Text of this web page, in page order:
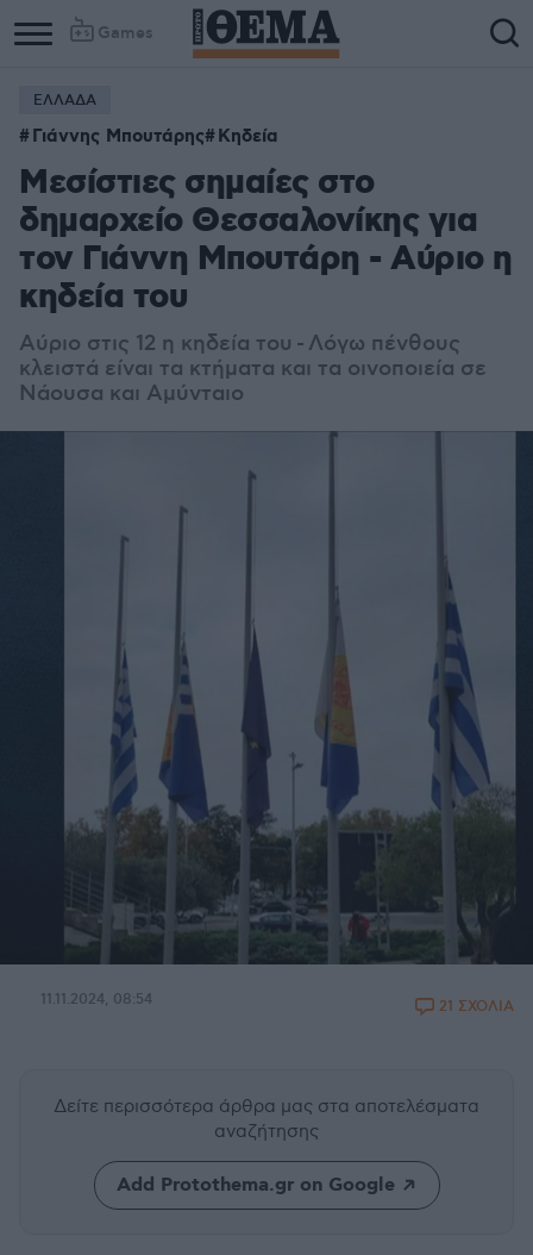
Games
ΕΛΛΑΔΑ
Γιάννης Μπουτάρης Κηδεία
Μεσίστιες σημαίες στο
δημαρχείο Θεσσαλονίκης για
τον Γιάννη Μπουτάρη - Αύριο η
κηδεία του
Αύριο στις 12 η κηδεία του - Λόγω πένθους
κλειστά είναι τα κτήματα και τα οινοποιεία σε
Νάουσα και Αμύνταιο
11.11.2024, 08:54 21 ΣΧΟΛΙΑ
Δείτε περισσότερα άρθρα μας στα αποτελέσματα
αναζήτησης
Add Protothema.gr on Google